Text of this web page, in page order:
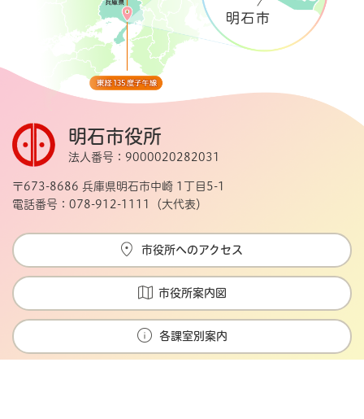
明石市役所
法人番号：9000020282031
〒673-8686 兵庫県明石市中崎 1丁目5-1
電話番号：078-912-1111（大代表）
市役所へのアクセス
市役所案内図
各課室別案内